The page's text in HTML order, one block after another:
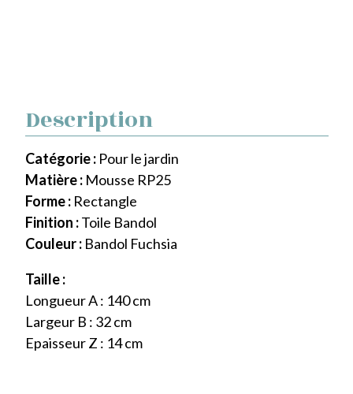
Description
Catégorie : Pour le jardin
Matière : Mousse RP25
Forme : Rectangle
Finition :Toile Bandol
Couleur : Bandol Fuchsia
Taille :
Longueur A : 140 cm
Largeur B : 32 cm
Epaisseur Z : 14 cm